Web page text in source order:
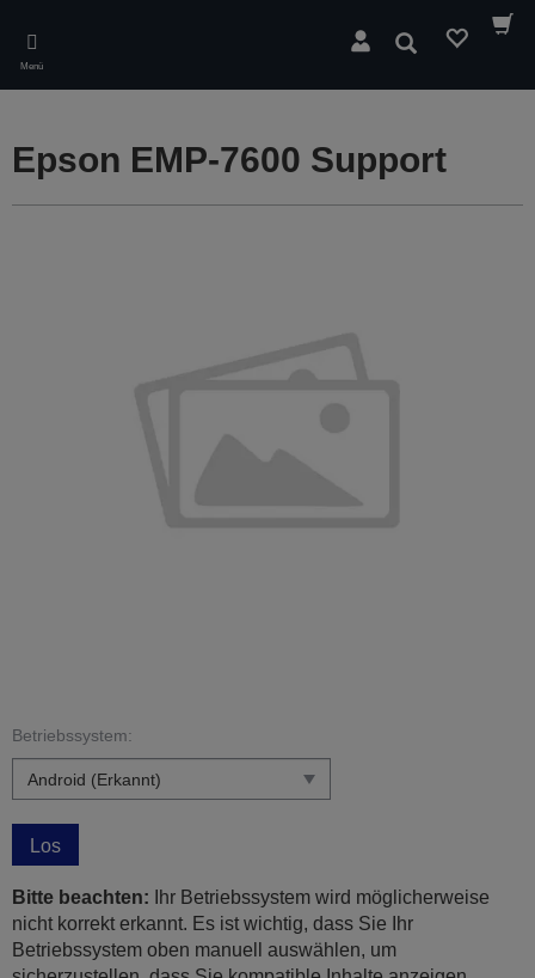
main
content
Menü
Suchen
Epson EMP-7600 Support
Betriebssystem:
Los
Bitte beachten: Ihr Betriebssystem wird möglicherweise
nicht korrekt erkannt. Es ist wichtig, dass Sie Ihr
Betriebssystem oben manuell auswählen, um